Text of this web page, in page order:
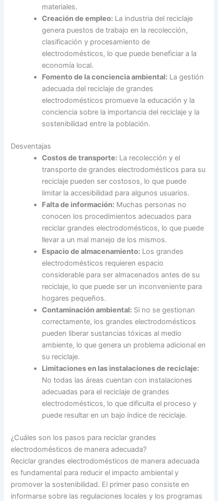
materiales.
Creación de empleo: La industria del reciclaje
genera puestos de trabajo en la recolección,
clasificación y procesamiento de
electrodomésticos, lo que puede beneficiar a la
economía local.
Fomento de la conciencia ambiental: La gestión
adecuada del reciclaje de grandes
electrodomésticos promueve la educación y la
conciencia sobre la importancia del reciclaje y la
sostenibilidad entre la población.
Desventajas
Costos de transporte: La recolección y el
transporte de grandes electrodomésticos para su
reciclaje pueden ser costosos, lo que puede
limitar la accesibilidad para algunos usuarios.
Falta de información: Muchas personas no
conocen los procedimientos adecuados para
reciclar grandes electrodomésticos, lo que puede
llevar a un mal manejo de los mismos.
Espacio de almacenamiento: Los grandes
electrodomésticos requieren espacio
considerable para ser almacenados antes de su
reciclaje, lo que puede ser un inconveniente para
hogares pequeños.
Contaminación ambiental: Si no se gestionan
correctamente, los grandes electrodomésticos
pueden liberar sustancias tóxicas al medio
ambiente, lo que genera un problema adicional en
su reciclaje.
Limitaciones en las instalaciones de reciclaje:
No todas las áreas cuentan con instalaciones
adecuadas para el reciclaje de grandes
electrodomésticos, lo que dificulta el proceso y
puede resultar en un bajo índice de reciclaje.
¿Cuáles son los pasos para reciclar grandes
electrodomésticos de manera adecuada?
Reciclar grandes electrodomésticos de manera adecuada
es fundamental para reducir el impacto ambiental y
promover la sostenibilidad. El primer paso consiste en
informarse sobre las regulaciones locales y los programas